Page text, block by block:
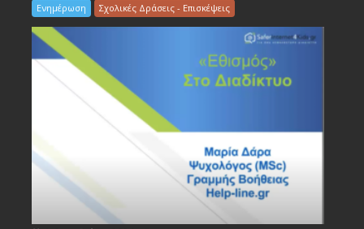
Ενημέρωση
Σχολικές Δράσεις - Επισκέψεις